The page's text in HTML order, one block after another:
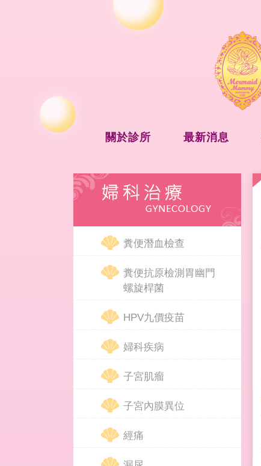
關於診所 最新消息
糞便潛血檢查
糞便抗原檢測胃幽門
螺旋桿菌
HPV九價疫苗
婦科疾病
子宮肌瘤
子宮內膜異位
經痛